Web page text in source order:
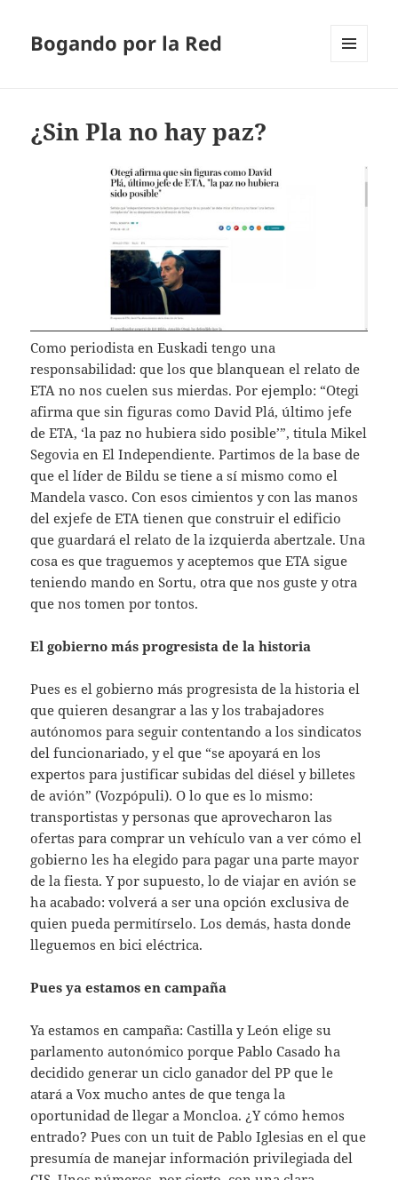
Bogando por la Red
¿Sin Pla no hay paz?
Como periodista en Euskadi tengo una
responsabilidad: que los que blanquean el relato de
ETA no nos cuelen sus mierdas. Por ejemplo: “Otegi
afirma que sin figuras como David Plá, último jefe
de ETA, ‘la paz no hubiera sido posible’”, titula Mikel
Segovia en El Independiente. Partimos de la base de
que el líder de Bildu se tiene a sí mismo como el
Mandela vasco. Con esos cimientos y con las manos
del exjefe de ETA tienen que construir el edificio
que guardará el relato de la izquierda abertzale. Una
cosa es que traguemos y aceptemos que ETA sigue
teniendo mando en Sortu, otra que nos guste y otra
que nos tomen por tontos.
El gobierno más progresista de la historia
Pues es el gobierno más progresista de la historia el
que quieren desangrar a las y los trabajadores
autónomos para seguir contentando a los sindicatos
del funcionariado, y el que “se apoyará en los
expertos para justificar subidas del diésel y billetes
de avión” (Vozpópuli). O lo que es lo mismo:
transportistas y personas que aprovecharon las
ofertas para comprar un vehículo van a ver cómo el
gobierno les ha elegido para pagar una parte mayor
de la fiesta. Y por supuesto, lo de viajar en avión se
ha acabado: volverá a ser una opción exclusiva de
quien pueda permitírselo. Los demás, hasta donde
lleguemos en bici eléctrica.
Pues ya estamos en campaña
Ya estamos en campaña: Castilla y León elige su
parlamento autonómico porque Pablo Casado ha
decidido generar un ciclo ganador del PP que le
atará a Vox mucho antes de que tenga la
oportunidad de llegar a Moncloa. ¿Y cómo hemos
entrado? Pues con un tuit de Pablo Iglesias en el que
presumía de manejar información privilegiada del